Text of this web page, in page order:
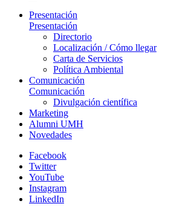
Presentación
Presentación
Directorio
Localización / Cómo llegar
Carta de Servicios
Política Ambiental
Comunicación
Comunicación
Divulgación científica
Marketing
Alumni UMH
Novedades
Facebook
Twitter
YouTube
Instagram
LinkedIn